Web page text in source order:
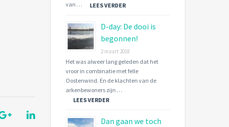
van …
LEES VERDER
D-day: De dooi is
begonnen!
2 maart 2018
Het was alweer lang geleden dat het
vroor in combinatie met felle
Oostenwind. En de klachten van de
arkenbewoners zijn …
LEES VERDER
Dan gaan we toch